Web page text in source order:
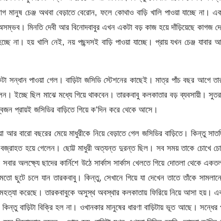
মানুষ চেঞ্জ অথবা বেড়াতে বেরোন, ফলে কোথাও বাড়ি খালি পাওয়া যাচ্ছে না।
মিনতি দেবী আর বিনোদবাবুর এখন একটা বড় কাজ হয়ে দাঁড়িয়েছে কাগজ
না। হয় খালি নেই, নয় পছন্দসই বাড়ি পাওয়া যাচ্ছে। প্রায় যখন চেঞ্জ যাবার
সন্ধান পাওয়া গেল। বাড়িটা জসিডি স্টেশনের কাছেই। মাত্র পাঁচ বছর আগে
ইচ্ছে ছিল মাঝে মধ্যে গিয়ে থাকবেন। তারকবাবু কলকাতার বড় ব্যবসায়ী।
প্রায়ই জসিডির বাড়িতে গিয়ে ক’দিন করে থেকে আসে।
আর বারাে বছরের মেয়ে মাধুরীকে নিয়ে বেড়াতে গেল জসিডির বাড়িতে। কিন্তু
বজ্রাহত হয়ে গেলেন। ছােট্ট মাধুরী অত্যন্ত দুরন্ত ছিল। সব সময় তাকে চোখে
অলক্ষ্যে ছাদের কার্নিশে উঠে সার্কাস সার্কাস খেলতে গিয়ে দোতলা থেকে
ছুটে চলে যান তারকবাবু। কিন্তু, সেখানে গিয়ে যা দেখেন তাতে তাঁকে
করেছে। তারকবাবুকে অসুস্থ অবস্থার কলকাতায় ফিরিয়ে নিয়ে আসা হয়।
বাড়িটা বিক্রি হল না। ওখানকার মানুষের ধারণা বাড়িটায় ভূত আছে। সন্ধের